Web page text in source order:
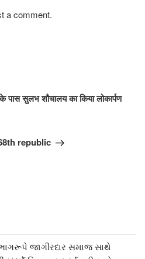
a comment.
पास सुलभ शौचालय का किया लोकार्पण
republic
જાગીરદાર સમાજ સાથે